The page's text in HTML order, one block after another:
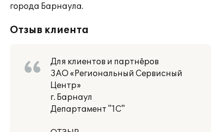
города Барнаула.
Отзыв клиента
Для клиентов и партнёров
3АО «Региональный Сервисный
Центр»
г. Барнаул
Департамент "1С"